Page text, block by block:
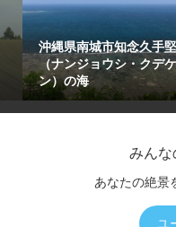
沖縄県南城市知念久手
（ナンジョウシ・クデ
ン）の海
みんな
あなたの絶景
ユ